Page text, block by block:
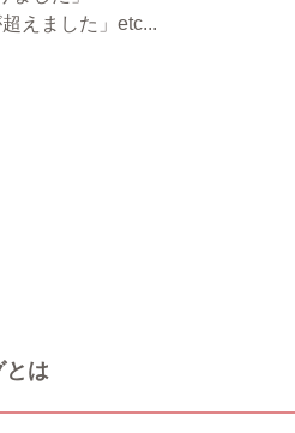
えました」etc...
とは